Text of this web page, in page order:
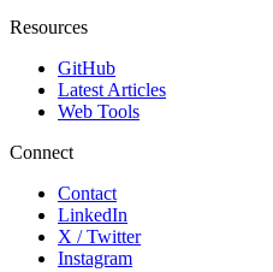
Resources
GitHub
Latest Articles
Web Tools
Connect
Contact
LinkedIn
X / Twitter
Instagram